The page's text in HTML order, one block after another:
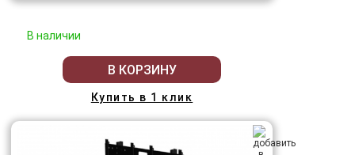
В наличии
В КОРЗИНУ
Купить в 1 клик